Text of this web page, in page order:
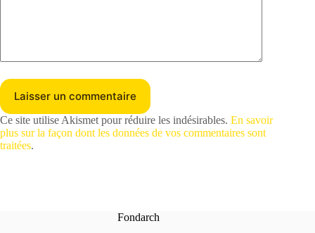
Laisser un commentaire
Ce site utilise Akismet pour réduire les indésirables. En savoir
plus sur la façon dont les données de vos commentaires sont
traitées.
Fondarch